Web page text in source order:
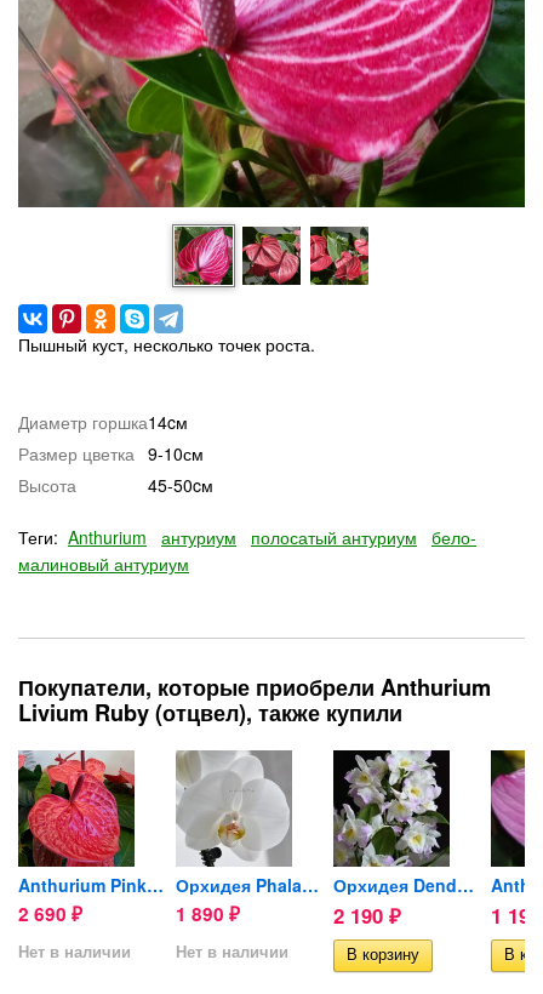
Пышный куст, несколько точек роста.
Диаметр горшка14cм
Размер цветка 9-10см
Высота
45-50cм
Теги: Anthurium антуриум полосатый антуриум
бело-
малиновый антуриум
Покупатели, которые приобрели Anthurium
Livium Ruby (отцвел), также купили
Anthurium Pink Queen
2 690 ₽
Нет в наличии
Орхидея Phalaenopsis Serena...
1 890 ₽
Нет в наличии
Орхидея Dendrobium nobile...
2 190 ₽ 1